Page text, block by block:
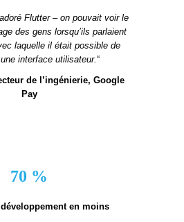
Flutter – on pouvait voir le
des gens lorsqu’ils parlaient
laquelle il était possible de
interface utilisateur.“
de l’ingénierie, Google
Pay
70 %
développement en moins